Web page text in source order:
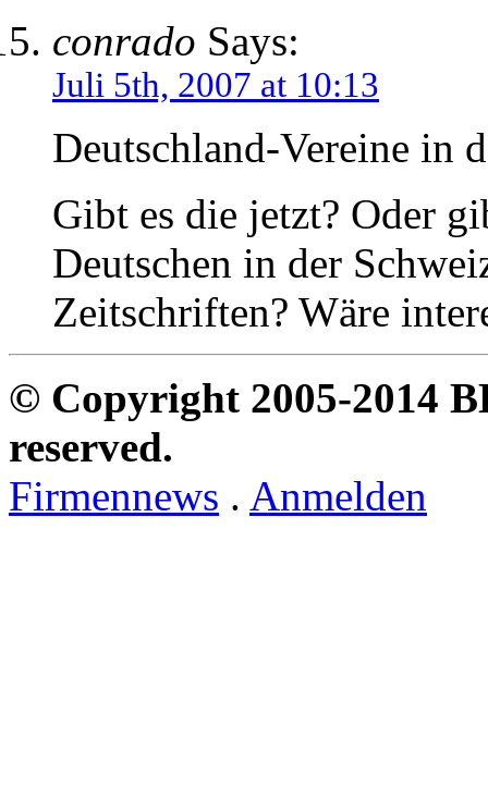
conrado Says:
Juli 5th, 2007 at 10:13
Deutschland-Vereine in
Gibt es die jetzt? Oder
Deutschen in der
Zeitschriften? Wäre
© Copyright 2005-2014
reserved.
Firmennews . Anmelden